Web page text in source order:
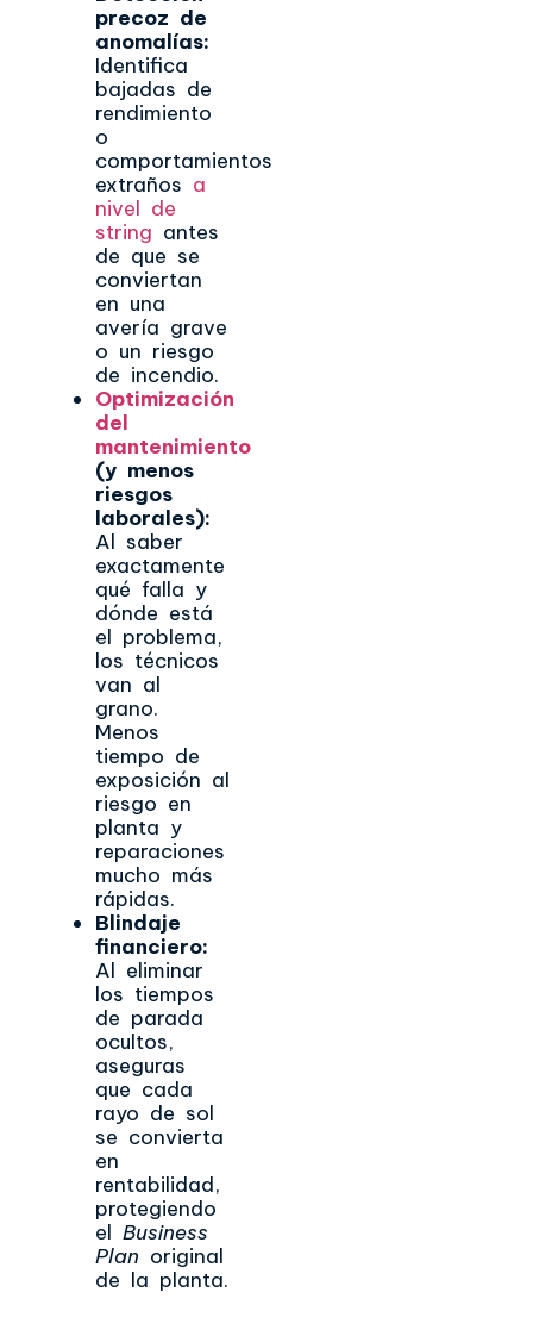
precoz de
anomalías:
Identifica
bajadas de
rendimiento
o
comportamientos
extraños a
nivel de
string antes
de que se
conviertan
en una
avería grave
o un riesgo
de incendio.
Optimización
del
mantenimiento
(y menos
riesgos
laborales):
Al saber
exactamente
qué falla y
dónde está
el problema,
los técnicos
van al
grano.
Menos
tiempo de
exposición al
riesgo en
planta y
reparaciones
mucho más
rápidas.
Blindaje
financiero:
Al eliminar
los tiempos
de parada
ocultos,
aseguras
que cada
rayo de sol
se convierta
en
rentabilidad,
protegiendo
el Business
Plan original
de la planta.